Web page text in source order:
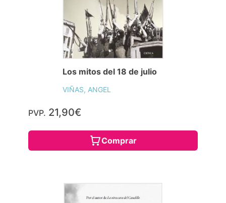
Los mitos del 18 de julio
VIÑAS, ANGEL
PVP. 21,90€
Comprar